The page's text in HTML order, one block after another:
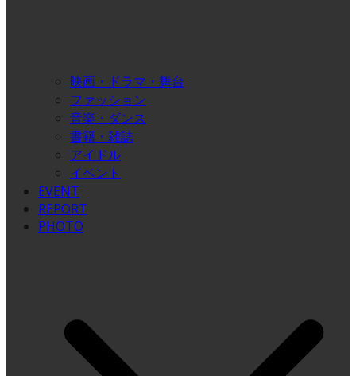
映画・ドラマ・舞台
ファッション
音楽・ダンス
書籍・雑誌
アイドル
イベント
EVENT
REPORT
PHOTO